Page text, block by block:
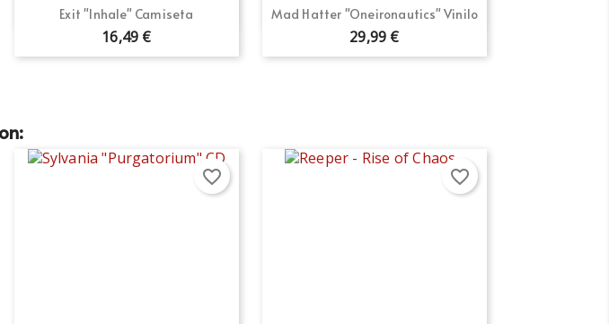
Exit "Inhale" Camiseta
16,49 €
Vista rápida Mad Hatter "Oneironautics" Vinilo
29,99 €
Vista rápida
favorite_border favorite_border